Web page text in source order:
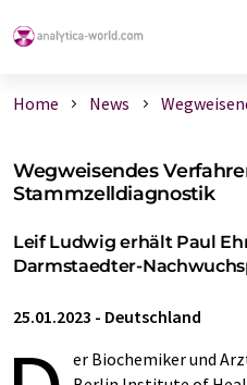
Home News
Wegweisendes
Stammzelldiagnostik
Leif Ludwig erhält Paul
Darmstaedter-
25.01.2023 - Deutschland
er Biochemiker und